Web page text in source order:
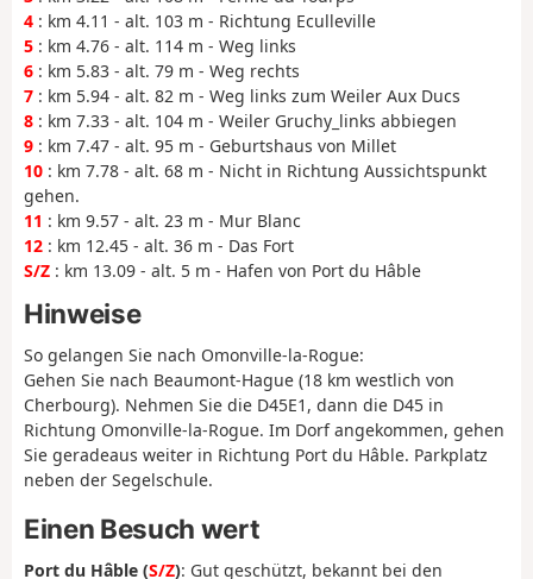
4 : km 4.11 - alt. 103 m - Richtung Eculleville
5 : km 4.76 - alt. 114 m - Weg links
6 : km 5.83 - alt. 79 m - Weg rechts
7 : km 5.94 - alt. 82 m - Weg links zum Weiler Aux Ducs
8 : km 7.33 - alt. 104 m - Weiler Gruchy_links abbiegen
9 : km 7.47 - alt. 95 m - Geburtshaus von Millet
10 : km 7.78 - alt. 68 m - Nicht in Richtung Aussichtspunkt
gehen.
11 : km 9.57 - alt. 23 m - Mur Blanc
12 : km 12.45 - alt. 36 m - Das Fort
S/Z : km 13.09 - alt. 5 m - Hafen von Port du Hâble
Hinweise
So gelangen Sie nach Omonville-la-Rogue:
Gehen Sie nach Beaumont-Hague (18 km westlich von
Cherbourg). Nehmen Sie die D45E1, dann die D45 in
Richtung Omonville-la-Rogue. Im Dorf angekommen, gehen
Sie geradeaus weiter in Richtung Port du Hâble. Parkplatz
neben der Segelschule.
Einen Besuch wert
Port du Hâble (S/Z): Gut geschützt, bekannt bei den